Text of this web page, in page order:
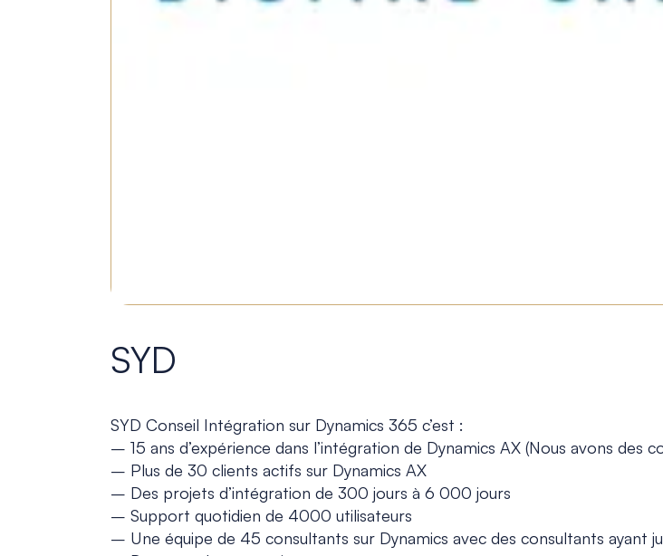
SYD
SYD Conseil Intégration sur Dynamics 365 c’est :
– 15 ans d’expérience dans l’intégration de Dynamics AX (Nous avons des
– Plus de 30 clients actifs sur Dynamics AX
– Des projets d’intégration de 300 jours à 6 000 jours
– Support quotidien de 4000 utilisateurs
– Une équipe de 45 consultants sur Dynamics avec des consultants ayant